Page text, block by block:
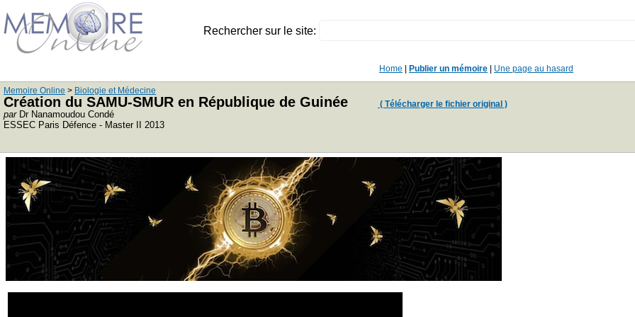
Rechercher sur le site:
Home Publier un mémoire Une page au hasard
Memoire Online > Biologie et Médecine
Création du SAMU-SMUR en République de Guinée ( Télécharger le fichier original )
parDr Nanamoudou Condé
ESSEC Paris Défence - Master II 2013